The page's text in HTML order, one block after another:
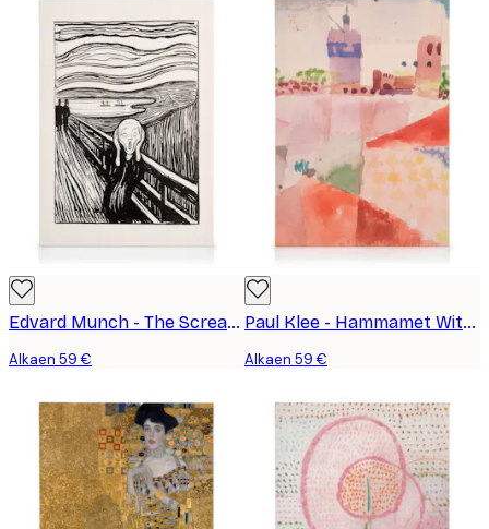
Edvard Munch - The Scream Kanvaasi
Alkaen 59 €
Paul Klee - Hammamet With its Mosque Kanvaasi
Alkaen 59 €